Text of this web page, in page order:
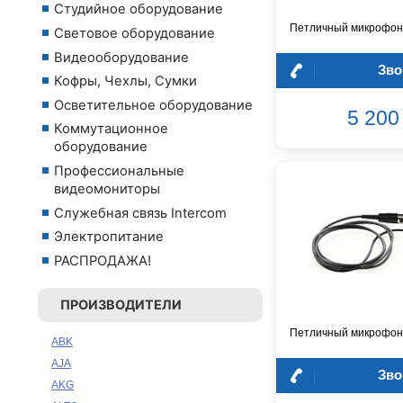
Студийное оборудование
Световое оборудование
Видеооборудование
Кофры, Чехлы, Сумки
Осветительное оборудование
Коммутационное
оборудование
Профессиональные
видеомониторы
Служебная связь Intercom
Электропитание
РАСПРОДАЖА!
ПРОИЗВОДИТЕЛИ
ABK
AJA
AKG
Петличный
5
Петличный